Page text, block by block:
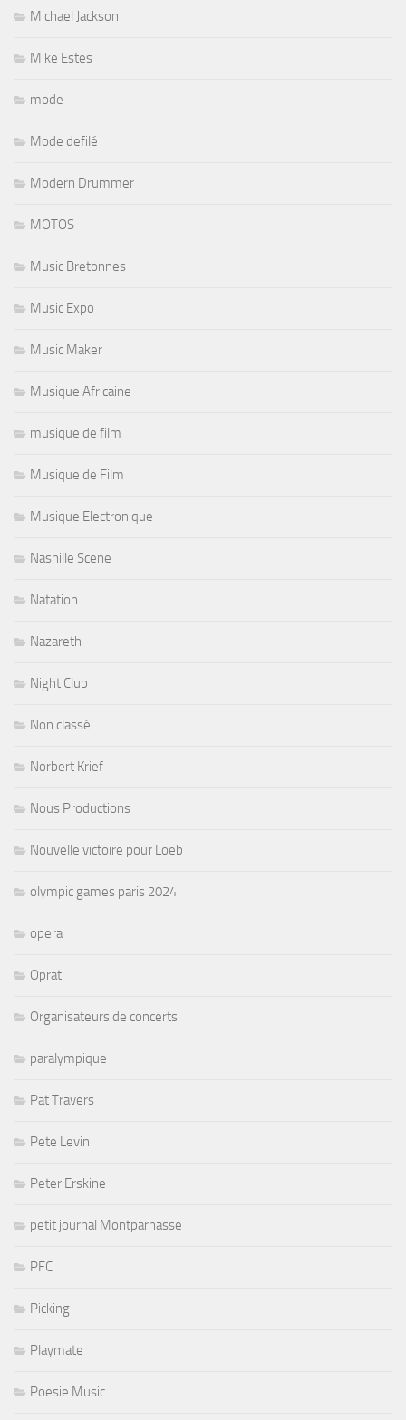
Michael Jackson
Mike Estes
mode
Mode defilé
Modern Drummer
MOTOS
Music Bretonnes
Music Expo
Music Maker
Musique Africaine
musique de film
Musique de Film
Musique Electronique
Nashille Scene
Natation
Nazareth
Night Club
Non classé
Norbert Krief
Nous Productions
Nouvelle victoire pour Loeb
olympic games paris 2024
opera
Oprat
Organisateurs de concerts
paralympique
Pat Travers
Pete Levin
Peter Erskine
petit journal Montparnasse
PFC
Picking
Playmate
Poesie Music